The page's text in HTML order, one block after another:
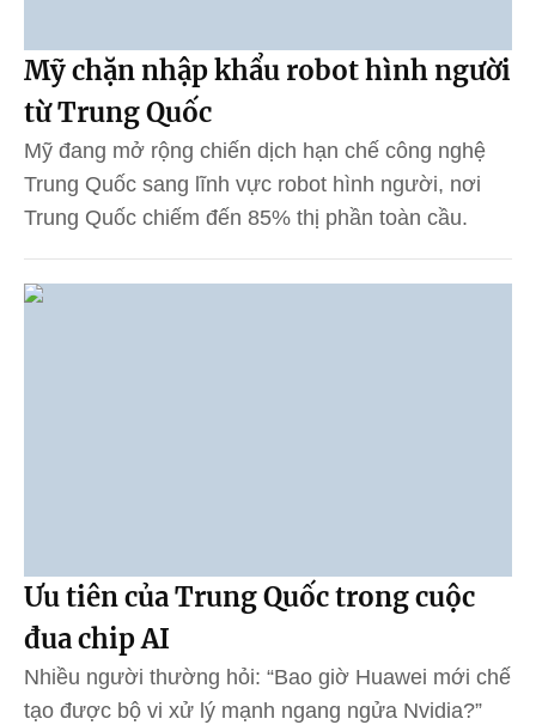
Mỹ chặn nhập khẩu robot hình người
từ Trung Quốc
Mỹ đang mở rộng chiến dịch hạn chế công nghệ
Trung Quốc sang lĩnh vực robot hình người, nơi
Ưu tiên của Trung Quốc trong cuộc
đua chip AI
Nhiều người thường hỏi: “Bao giờ Huawei mới chế